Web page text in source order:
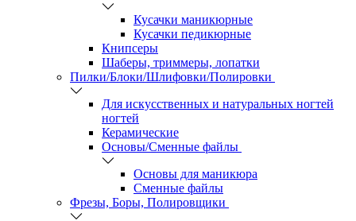
Кусачки маникюрные
Кусачки педикюрные
Книпсеры
Шаберы, триммеры, лопатки
Пилки/Блоки/Шлифовки/Полировки
Для искусственных и натуральных ногтей
ногтей
Керамические
Основы/Сменные файлы
Основы для маникюра
Сменные файлы
Фрезы, Боры, Полировщики